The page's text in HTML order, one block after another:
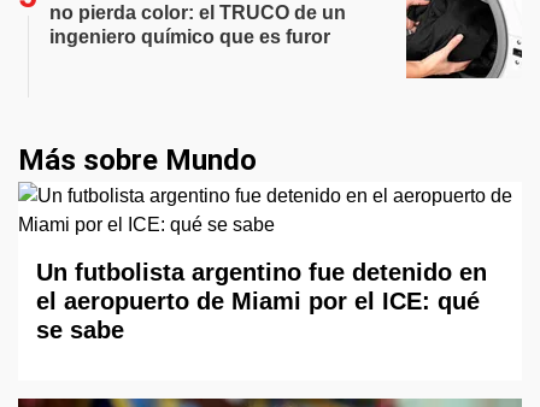
no pierda color: el TRUCO de un
ingeniero químico que es furor
Más sobre Mundo
Un futbolista argentino fue detenido en
el aeropuerto de Miami por el ICE: qué
se sabe